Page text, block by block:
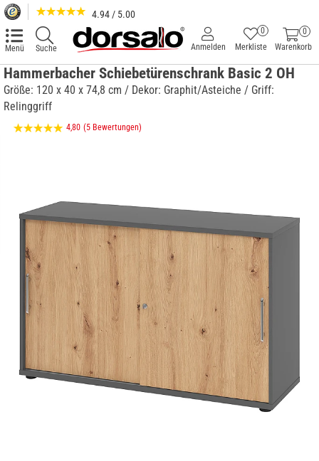
4.94 / 5.00
Menü Suche
0
Warenkorb
Merkliste
0
Anmelden
Hammerbacher Schiebetürenschrank Basic 2 OH
Größe: 120 x 40 x 74,8 cm / Dekor: Graphit/Asteiche / Griff:
Relinggriff
4,80 (5 Bewertungen)